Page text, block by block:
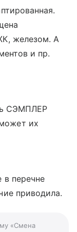
железом. А
и пр.
СЭМПЛЕР
их
перечне
приводила.
«Смена